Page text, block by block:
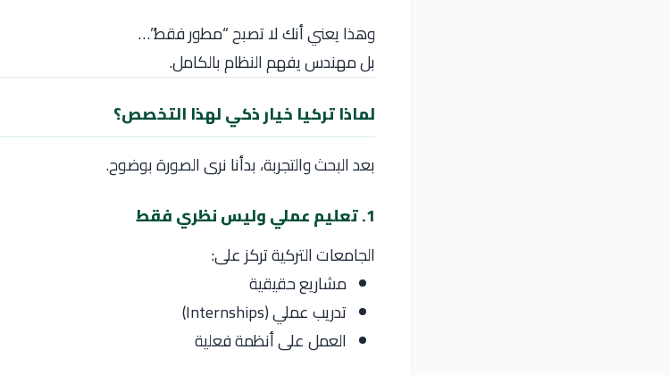
وهذا يعني أنك لا تصبح “مطور فقط”…
بل مهندس يفهم النظام بالكامل.
لماذا تركيا خيار ذكي لهذا التخصص؟
بعد البحث والتجربة، بدأنا نرى الصورة بوضوح.
1. تعليم عملي وليس نظري فقط
الجامعات التركية تركز على:
مشاريع حقيقية
تدريب عملي (Internships)
العمل على أنظمة فعلية